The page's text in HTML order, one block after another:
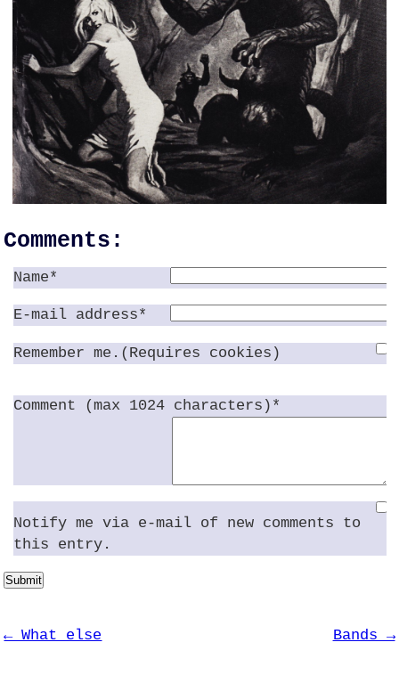
Comments:
Name*
E-mail address*
Remember me.(Requires cookies)
Comment (max 1024 characters)*
Notify me via e-mail of new comments to
this entry.
Submit
← What else Bands →